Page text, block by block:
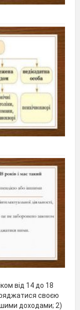
від 14 до 18
своєю
доходами; 2)